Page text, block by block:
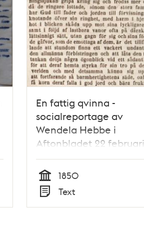
En fattig qvinna -
socialreportage av
Wendela Hebbe i
Aftonbladet 22 februari
1850
Tid
1850
Typ
Text